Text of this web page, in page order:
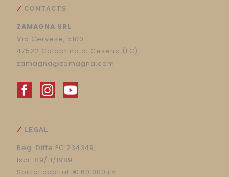
CONTACTS
ZAMAGNA SRL
Via Cervese, 5100
47522 Calabrina di Cesena (FC)
zamagna@zamagna.com
LEGAL
Reg. Ditte FC:234349
Iscr. 09/11/1989
Social capital: € 60.000 i.v.